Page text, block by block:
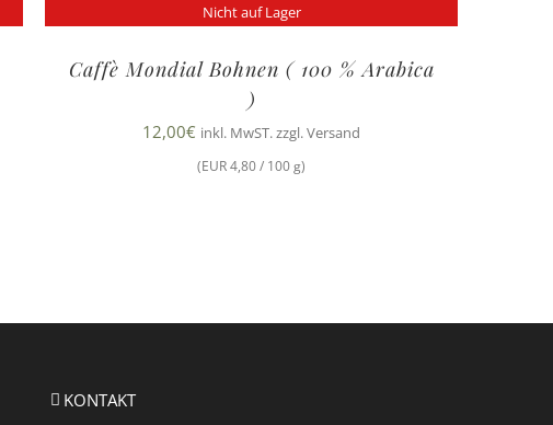
Nicht auf Lager
Caffè Mondial Bohnen ( 100 % Arabica
)
12,00€ inkl. MwST. zzgl. Versand
(EUR 4,80 / 100 g)
KONTAKT